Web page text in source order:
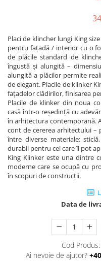
Placi de klincher lungi King
pentru fațadă / interior cu o
de plăcile standard de
îngustă și alungită –
alungită a plăcilor permite
de elegant. Placile de klinker
fațadelor clădirilor, finisarea
Placile de klinker din noua
casă într-o reședință cu
în arhitectura contemporană.
cont de cererea arhitectului –
între diverse materiale:
durabil pentru cei care îl pot
King Klinker este una dintre
moderne care se ocupă cu
în scopuri de construcții.
Data de
Cod Produs:
Ai nevoie de ajutor?